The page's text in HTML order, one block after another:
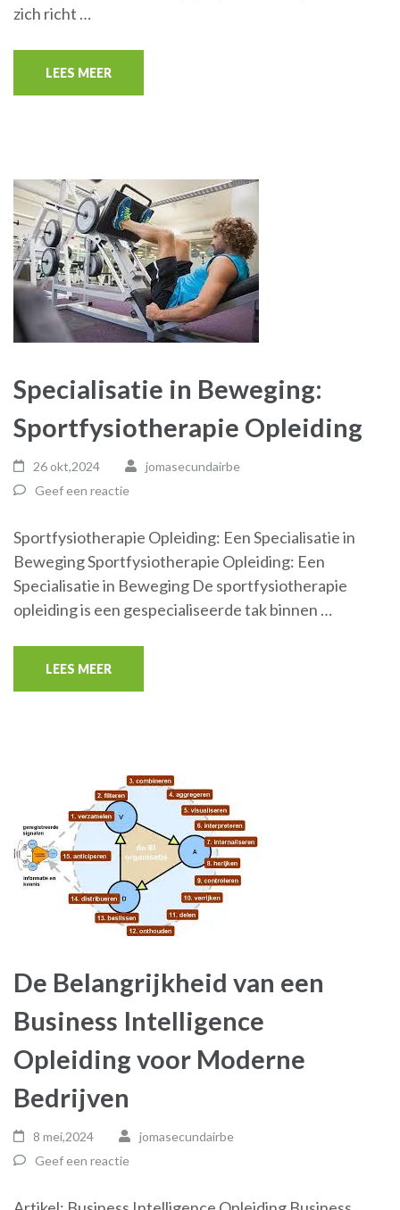
zich richt …
LEES MEER
Specialisatie in Beweging:
Sportfysiotherapie Opleiding
26 okt,2024
jomasecundairbe
Geef een reactie
Sportfysiotherapie Opleiding: Een Specialisatie in
Beweging Sportfysiotherapie Opleiding: Een
Specialisatie in Beweging De sportfysiotherapie
opleiding is een gespecialiseerde tak binnen …
LEES MEER
De Belangrijkheid van een
Business Intelligence
Opleiding voor Moderne
Bedrijven
8 mei,2024
jomasecundairbe
Geef een reactie